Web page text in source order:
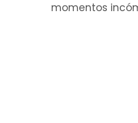
momentos